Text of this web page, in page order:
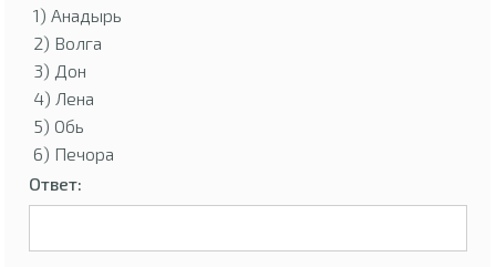
1) Анадырь
2) Волга
3) Дон
4) Лена
5) Обь
6) Печора
Ответ: